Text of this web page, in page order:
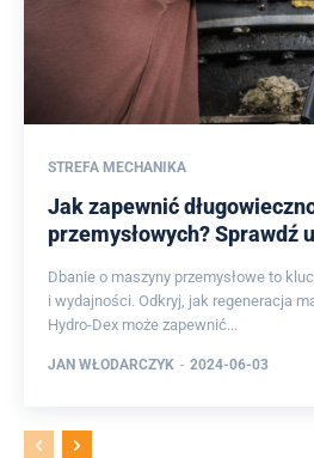
STREFA MECHANIKA
Jak zapewnić
przemysłowych? Sprawdź
Dbanie o maszyny przemysłowe to
i wydajności. Odkryj, jak regeneracja
Hydro-Dex może zapewnić...
JAN WŁODARCZYK - 2024-06-03